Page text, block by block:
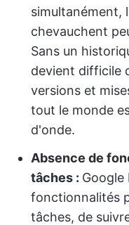
simultanément,
chevauchent
Sans un
devient difficile
versions et
tout le monde
d'onde.
Absence de
tâches : Google
fonctionnalités
tâches, de